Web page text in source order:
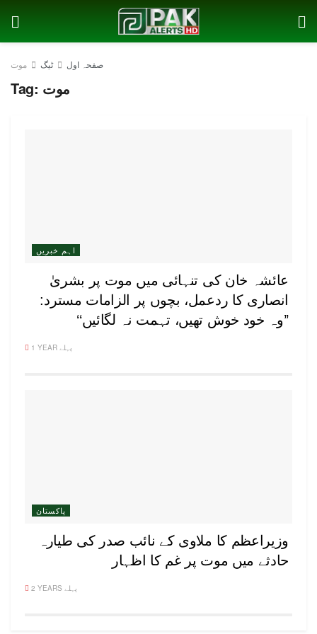
صفحہ اول ٹیگ موت
Tag: موت
اہم خبریں
عائشہ خان کی تنہائی میں موت پر بشریٰ
انصاری کا ردعمل، بچوں پر الزامات مسترد:
’’وہ خود خوش تھیں، تہمت نہ لگائیں‘‘
1 YEAR پہلے
پاکستان
وزیراعظم کا ملاوی کے نائب صدر کی طیارہ
حادثے میں موت پر غم کا اظہار
2 YEARS پہلے